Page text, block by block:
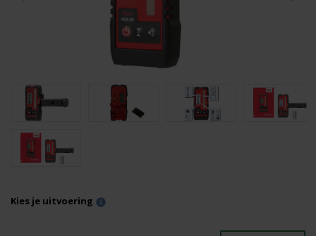
Kies je uitvoering